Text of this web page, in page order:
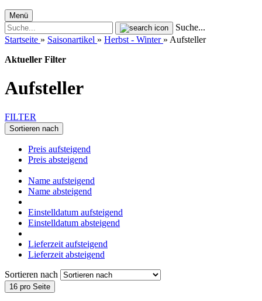
Menü
Suche...
Startseite » Saisonartikel » Herbst - Winter » Aufsteller
Aktueller Filter
Aufsteller
FILTER
Sortieren nach
Preis aufsteigend
Preis absteigend
Name aufsteigend
Name absteigend
Einstelldatum aufsteigend
Einstelldatum absteigend
Lieferzeit aufsteigend
Lieferzeit absteigend
Sortieren nach
16 pro Seite